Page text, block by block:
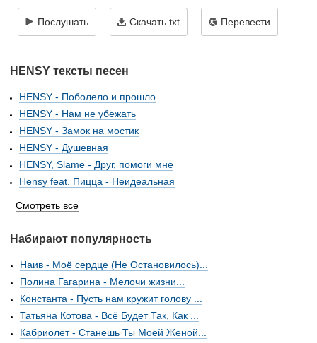
Послушать Скачать txt Перевести
HENSY тексты песен
HENSY - Поболело и прошло
HENSY - Нам не убежать
HENSY - Замок на мостик
HENSY - Душевная
HENSY, Slame - Друг, помоги мне
Hensy feat. Пицца - Неидеальная
Смотреть все
Набирают популярность
Наив - Моё сердце (Не Остановилось)...
Полина Гагарина - Мелочи жизни...
Константа - Пусть нам кружит голову ...
Татьяна Котова - Всё Будет Так, Как ...
Кабриолет - Станешь Ты Моей Женой...